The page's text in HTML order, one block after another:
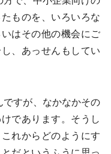
ものを、いろいろな
はその他の機会にご
、あっせんもしてい
すが、なかなかその
であります。そうし
れからどのようにす